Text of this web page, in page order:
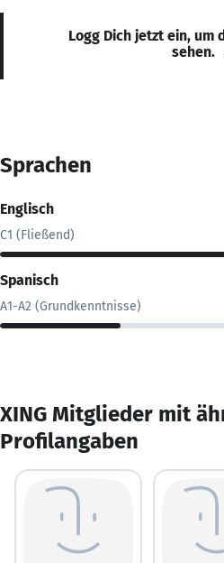
Logg Dich jetzt ein, um
sehen.
Sprachen
Englisch
C1 (Fließend)
Spanisch
A1-A2 (Grundkenntnisse)
XING Mitglieder mit
Profilangaben